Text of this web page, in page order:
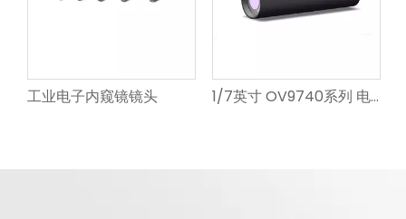
工业电子内窥镜镜头 1/7英寸 OV9740系列 电子内窥镜镜头